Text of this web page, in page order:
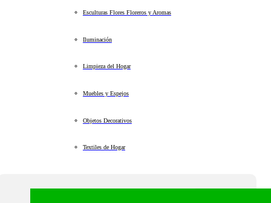
Esculturas Flores Floreros y Aromas
Iluminación
Limpieza del Hogar
Muebles y Espejos
Objetos Decorativos
Textiles de Hogar